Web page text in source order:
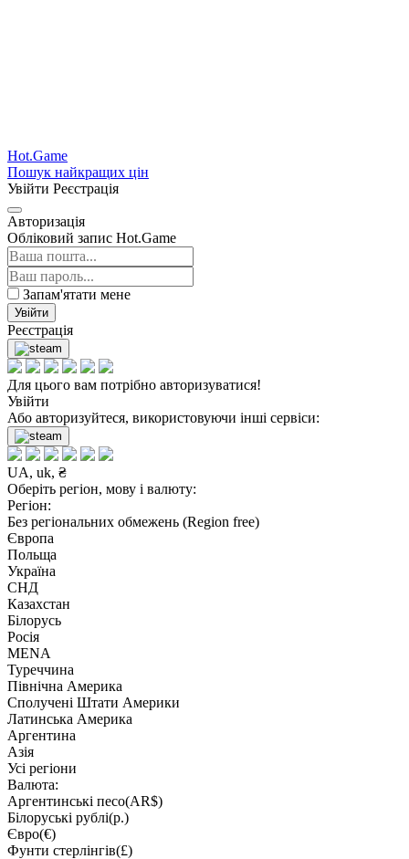
Hot.Game
Пошук найкращих цін
Увійти Реєстрація
Авторизація
Обліковий запис Hot.Game
Запам'ятати мене
Увійти
Реєстрація
Для цього вам потрібно авторизуватися!
Увійти
Або авторизуйтеся, використовуючи інші сервіси:
UA, uk, ₴
Оберіть регіон, мову і валюту:
Регіон:
Без регіональних обмежень (Region free)
Європа
Польща
Україна
СНД
Казахстан
Білорусь
Росія
MENA
Туреччина
Північна Америка
Сполучені Штати Америки
Латинська Америка
Аргентина
Азія
Усі регіони
Валюта:
Аргентинські песо(AR$)
Білоруські рублі(р.)
Євро(€)
Фунти стерлінгів(£)